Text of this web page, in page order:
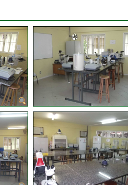
PR-7 Canal Youtube
https://www.youtube.com/channel/